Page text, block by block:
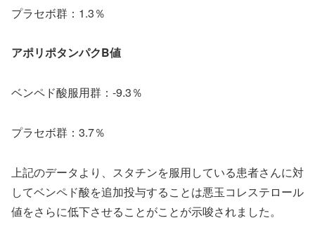
プラセボ群：1.3％
アポリポタンパクB値
ベンペド酸服用群：-9.3％
プラセボ群：3.7％
上記のデータより、スタチンを服用している患者さんに対
してベンペド酸を追加投与することは悪玉コレステロール
値をさらに低下させることがことが示唆されました。